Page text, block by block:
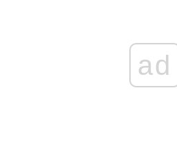
ad